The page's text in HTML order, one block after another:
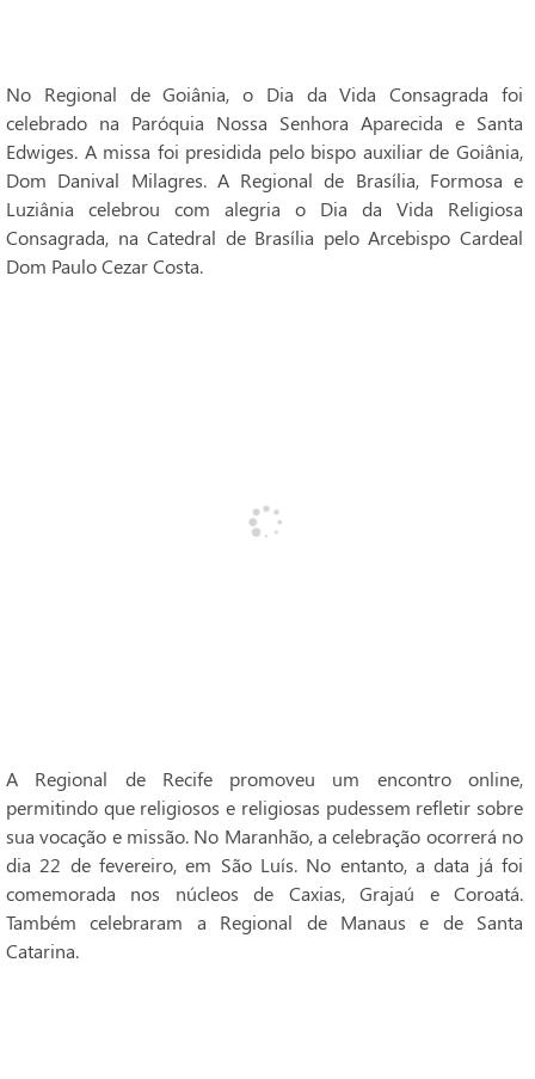
No Regional de Goiânia, o Dia da Vida Consagrada foi
celebrado na Paróquia Nossa Senhora Aparecida e Santa
Edwiges. A missa foi presidida pelo bispo auxiliar de Goiânia,
Dom Danival Milagres. A Regional de Brasília, Formosa e
Luziânia celebrou com alegria o Dia da Vida Religiosa
Consagrada, na Catedral de Brasília pelo Arcebispo Cardeal
Dom Paulo Cezar Costa.
A Regional de Recife promoveu um encontro online,
permitindo que religiosos e religiosas pudessem refletir sobre
sua vocação e missão. No Maranhão, a celebração ocorrerá no
dia 22 de fevereiro, em São Luís. No entanto, a data já foi
comemorada nos núcleos de Caxias, Grajaú e Coroatá.
Também celebraram a Regional de Manaus e de Santa
Catarina.